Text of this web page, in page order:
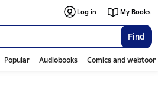
Find
Log in My Books
Popular Audiobooks Comics and